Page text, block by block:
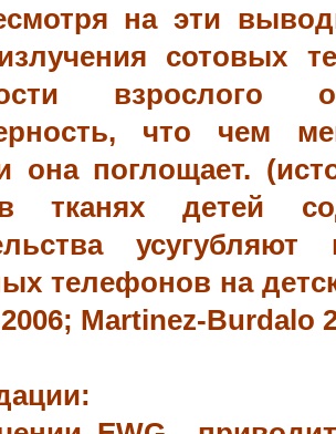
на эти
сотовых
что чем
она поглощает.
тканях детей
телефонов на
Martinez-Burdalo